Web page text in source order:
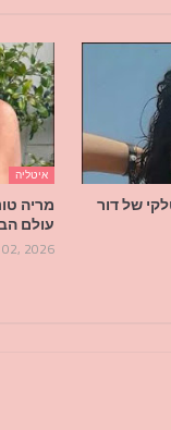
של דור
איטליה
מריה
עולם
2026